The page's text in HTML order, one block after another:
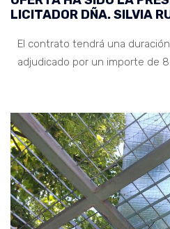
LICITADOR DÑA. SILVIA
El contrato tendrá una
adjudicado por un importe de